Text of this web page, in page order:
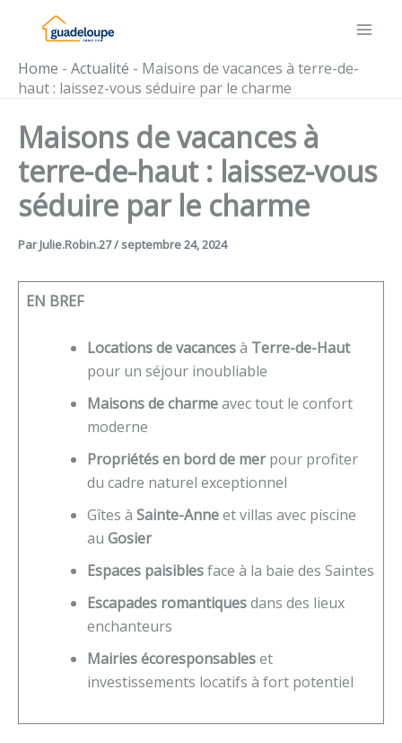
Home - Actualité - Maisons de vacances à terre-de-
haut : laissez-vous séduire par le charme
Maisons de vacances à
terre-de-haut : laissez-vous
séduire par le charme
ParJulie.Robin.27/ septembre 24, 2024
EN BREF
Locations de vacancesà Terre-de-Haut
pour un séjour inoubliable
Maisons de charmeavec tout le confort
moderne
Propriétés en bord de merpour profiter
du cadre naturel exceptionnel
Gîtes à Sainte-Anneet villas avec piscine
au Gosier
Espaces paisiblesface à la baie des Saintes
Escapades romantiquesdans des lieux
enchanteurs
Mairies écoresponsableset
investissements locatifs à fort potentiel